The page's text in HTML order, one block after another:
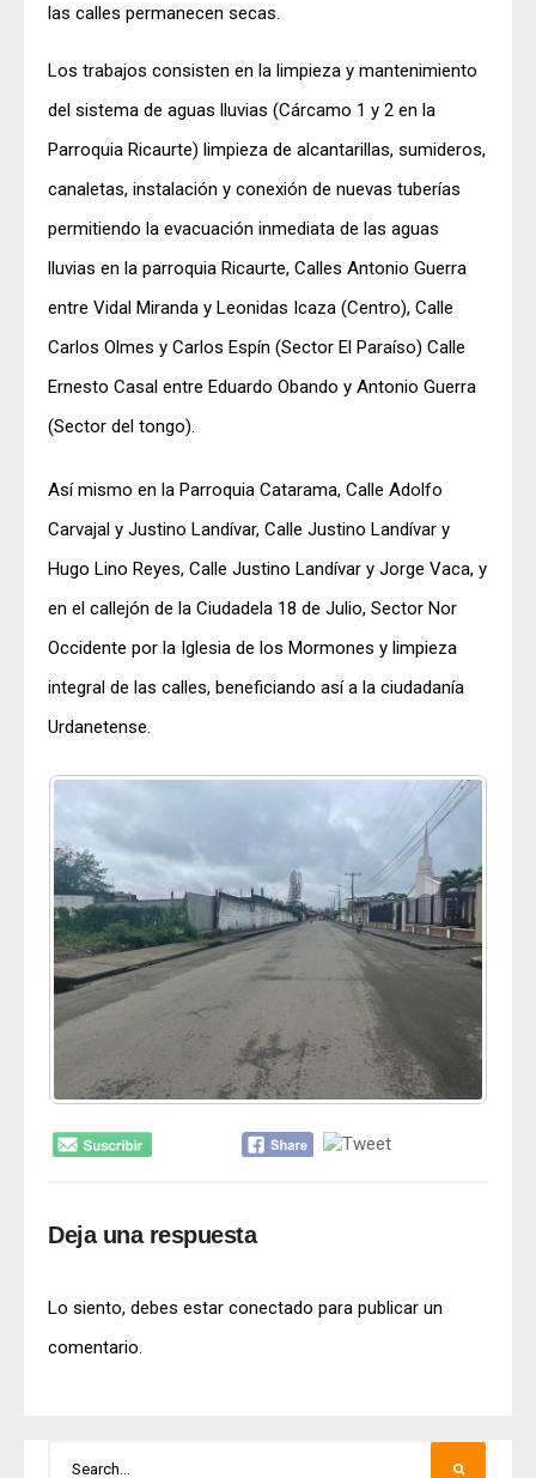
las calles permanecen secas.
Los trabajos consisten en la limpieza y mantenimiento
del sistema de aguas lluvias (Cárcamo 1 y 2 en la
Parroquia Ricaurte) limpieza de alcantarillas, sumideros,
canaletas, instalación y conexión de nuevas tuberías
permitiendo la evacuación inmediata de las aguas
lluvias en la parroquia Ricaurte, Calles Antonio Guerra
entre Vidal Miranda y Leonidas Icaza (Centro), Calle
Carlos Olmes y Carlos Espín (Sector El Paraíso) Calle
Ernesto Casal entre Eduardo Obando y Antonio Guerra
(Sector del tongo).
Así mismo en la Parroquia Catarama, Calle Adolfo
Carvajal y Justino Landívar, Calle Justino Landívar y
Hugo Lino Reyes, Calle Justino Landívar y Jorge Vaca, y
en el callejón de la Ciudadela 18 de Julio, Sector Nor
Occidente por la Iglesia de los Mormones y limpieza
integral de las calles, beneficiando así a la ciudadanía
Urdanetense.
Deja una respuesta
Lo siento, debes estar conectado para publicar un
comentario.